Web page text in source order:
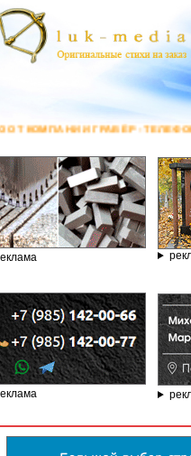
8.800.77-53-440, САЙТ